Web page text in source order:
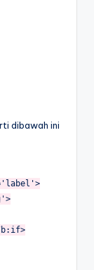
dibawah ini
b:if>